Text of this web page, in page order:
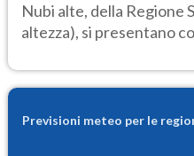
Nubi alte, della Regione
altezza), si presentano
Previsioni meteo per le